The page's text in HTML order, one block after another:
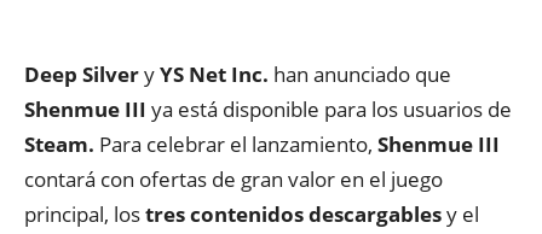
Deep SilveryYS Net Inc. han anunciado que
Shenmue III ya está disponible para los usuarios de
Steam. Para celebrar el lanzamiento, Shenmue III
contará con ofertas de gran valor en el juego
principal, lostres contenidos descargablesy el